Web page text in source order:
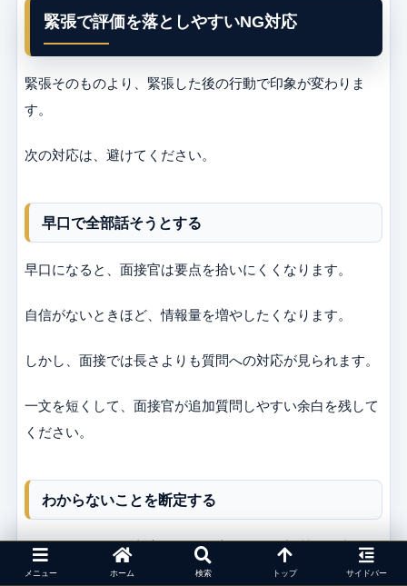
緊張で評価を落としやすいNG対応
緊張そのものより、緊張した後の行動で印象が変わりま
す。
次の対応は、避けてください。
早口で全部話そうとする
早口になると、面接官は要点を拾いにくくなります。
自信がないときほど、情報量を増やしたくなります。
しかし、面接では長さよりも質問への対応が見られます。
一文を短くして、面接官が追加質問しやすい余白を残して
ください。
わからないことを断定する
わからないことを断定すると、専門的な追加質問で崩れま
す。
メニュー ホーム 検索 トップ サイドバー